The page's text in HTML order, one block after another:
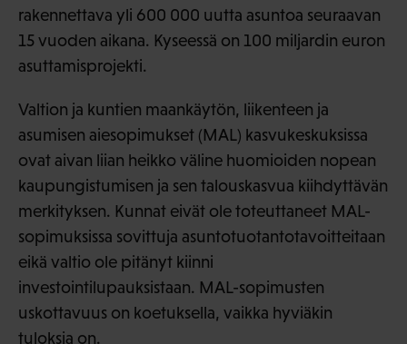
rakennettava yli 600 000 uutta asuntoa seuraavan
15 vuoden aikana. Kyseessä on 100 miljardin euron
asuttamisprojekti.
Valtion ja kuntien maankäytön, liikenteen ja
asumisen aiesopimukset (MAL) kasvukeskuksissa
ovat aivan liian heikko väline huomioiden nopean
kaupungistumisen ja sen talouskasvua kiihdyttävän
merkityksen. Kunnat eivät ole toteuttaneet MAL-
sopimuksissa sovittuja asuntotuotantotavoitteitaan
eikä valtio ole pitänyt kiinni
investointilupauksistaan. MAL-sopimusten
uskottavuus on koetuksella, vaikka hyviäkin
tuloksia on.